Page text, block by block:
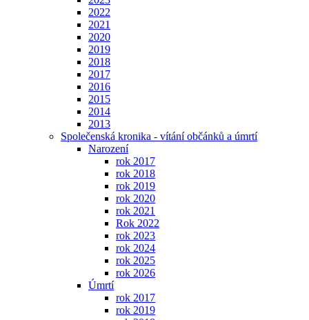
2022
2021
2020
2019
2018
2017
2016
2015
2014
2013
Společenská kronika - vítání občánků a úmrtí
Narození
rok 2017
rok 2018
rok 2019
rok 2020
rok 2021
Rok 2022
rok 2023
rok 2024
rok 2025
rok 2026
Úmrtí
rok 2017
rok 2019